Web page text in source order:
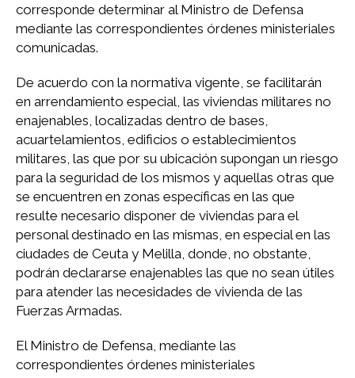
corresponde determinar al Ministro de Defensa
mediante las correspondientes órdenes ministeriales
comunicadas.
De acuerdo con la normativa vigente, se facilitarán
en arrendamiento especial, las viviendas militares no
enajenables, localizadas dentro de bases,
acuartelamientos, edificios o establecimientos
militares, las que por su ubicación supongan un riesgo
para la seguridad de los mismos y aquellas otras que
se encuentren en zonas específicas en las que
resulte necesario disponer de viviendas para el
personal destinado en las mismas, en especial en las
ciudades de Ceuta y Melilla, donde, no obstante,
podrán declararse enajenables las que no sean útiles
para atender las necesidades de vivienda de las
Fuerzas Armadas.
El Ministro de Defensa, mediante las
correspondientes órdenes ministeriales